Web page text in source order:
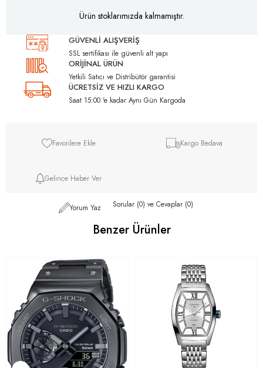
Ürün stoklarımızda kalmamıştır.
GÜVENLİ ALIŞVERİŞ
SSL sertifikası ile güvenli alt yapı
ORİJİNAL ÜRÜN
Yetkili Satıcı ve Distribütör garantisi
ÜCRETSİZ VE HIZLI KARGO
Saat 15:00 'e kadar Aynı Gün Kargoda
Favorilere Ekle Kargo Bedava
Gelince Haber Ver
Yorum Yaz Sorular (0) ve Cevaplar (0)
Benzer Ürünler